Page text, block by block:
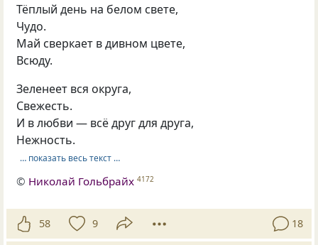
Тёплый день на белом свете,
Чудо.
Май сверкает в дивном цвете,
Всюду.
Зеленеет вся округа,
Свежесть.
И в любви — всё друг для друга,
Нежность.
… показать весь текст …
© Николай Гольбрайх 4172
58 9 18